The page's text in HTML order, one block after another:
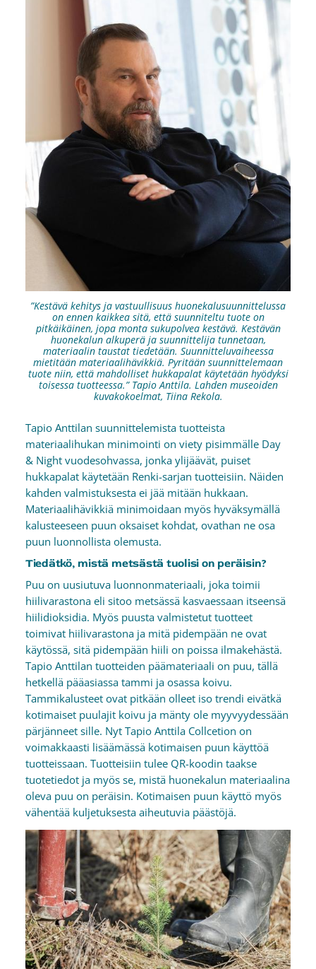
”Kestävä kehitys ja vastuullisuus huonekalusuunnittelussa
on ennen kaikkea sitä, että suunniteltu tuote on
pitkäikäinen, jopa monta sukupolvea kestävä. Kestävän
huonekalun alkuperä ja suunnittelija tunnetaan,
materiaalin taustat tiedetään. Suunnitteluvaiheessa
mietitään materiaalihävikkiä. Pyritään suunnittelemaan
tuote niin, että mahdolliset hukkapalat käytetään hyödyksi
toisessa tuotteessa.” Tapio Anttila. Lahden museoiden
kuvakokoelmat, Tiina Rekola.
Tapio Anttilan suunnittelemista tuotteista
materiaalihukan minimointi on viety pisimmälle Day
& Night vuodesohvassa, jonka ylijäävät, puiset
hukkapalat käytetään Renki-sarjan tuotteisiin. Näiden
kahden valmistuksesta ei jää mitään hukkaan.
Materiaalihävikkiä minimoidaan myös hyväksymällä
kalusteeseen puun oksaiset kohdat, ovathan ne osa
puun luonnollista olemusta.
Tiedätkö, mistä metsästä tuolisi on peräisin?
Puu on uusiutuva luonnonmateriaali, joka toimii
hiilivarastona eli sitoo metsässä kasvaessaan itseensä
hiilidioksidia. Myös puusta valmistetut tuotteet
toimivat hiilivarastona ja mitä pidempään ne ovat
käytössä, sitä pidempään hiili on poissa ilmakehästä.
Tapio Anttilan tuotteiden päämateriaali on puu, tällä
hetkellä pääasiassa tammi ja osassa koivu.
Tammikalusteet ovat pitkään olleet iso trendi eivätkä
kotimaiset puulajit koivu ja mänty ole myyvyydessään
pärjänneet sille. Nyt Tapio Anttila Collcetion on
voimakkaasti lisäämässä kotimaisen puun käyttöä
tuotteissaan. Tuotteisiin tulee QR-koodin taakse
tuotetiedot ja myös se, mistä huonekalun materiaalina
oleva puu on peräisin. Kotimaisen puun käyttö myös
vähentää kuljetuksesta aiheutuvia päästöjä.